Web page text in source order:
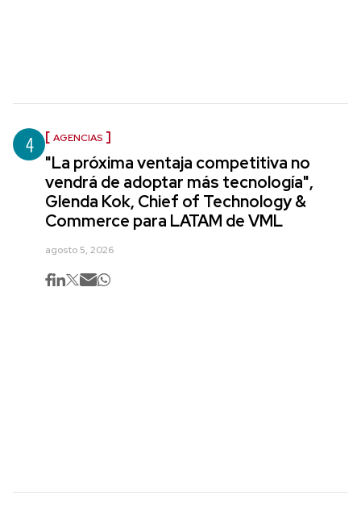
4 AGENCIAS
"La próxima ventaja competitiva no
vendrá de adoptar más tecnología",
Glenda Kok, Chief of Technology &
Commerce para LATAM de VML
agosto 5, 2026